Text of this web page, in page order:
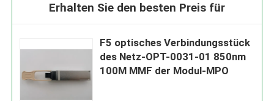
Erhalten Sie den besten Preis für
F5 optisches Verbindungsstück
des Netz-OPT-0031-01 850nm
100M MMF der Modul-MPO